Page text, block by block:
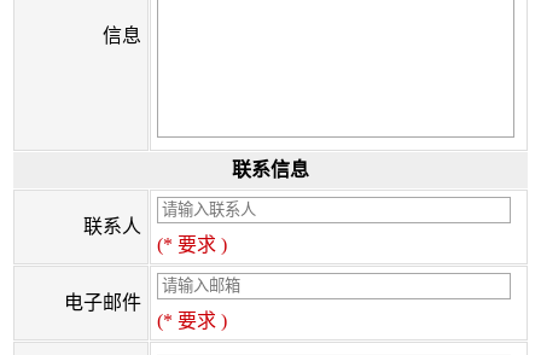
信息
联系信息
联系人
(* 要求 )
电子邮件
(* 要求 )